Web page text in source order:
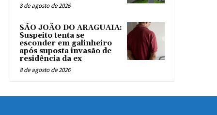
8 de agosto de 2026
SÃO JOÃO DO ARAGUAIA:
Suspeito tenta se
esconder em galinheiro
após suposta invasão de
residência da ex
8 de agosto de 2026